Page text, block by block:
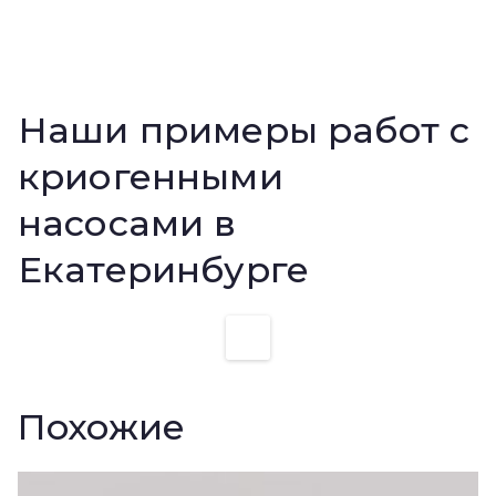
Наши примеры работ с
криогенными
насосами в
Екатеринбурге
Похожие